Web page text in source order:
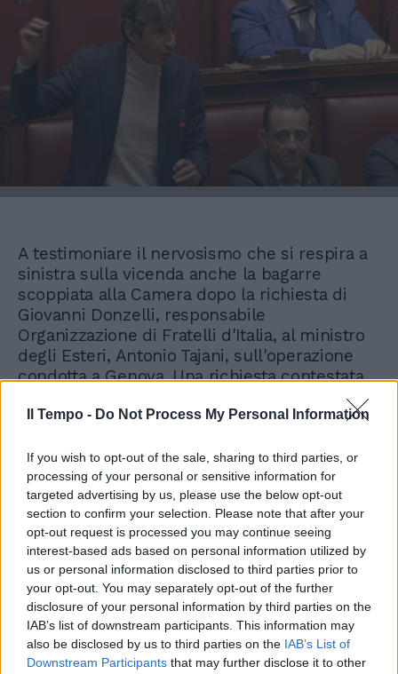
Il Tempo - Do Not Process My Personal Information
If you wish to opt-out of the sale, sharing to third parties, or
processing of your personal or sensitive information for
targeted advertising by us, please use the below opt-out
section to confirm your selection. Please note that after your
opt-out request is processed you may continue seeing
interest-based ads based on personal information utilized by
us or personal information disclosed to third parties prior to
your opt-out. You may separately opt-out of the further
disclosure of your personal information by third parties on the
IAB’s list of downstream participants. This information may
also be disclosed by us to third parties on the IAB’s List of
Downstream Participants that may further disclose it to other
A testimoniare il nervosismo che si respira a
sinistra sulla vicenda anche la bagarre
scoppiata alla Camera dopo la richiesta di
Giovanni Donzelli, responsabile
Organizzazione di Fratelli d'Italia, al ministro
degli Esteri, Antonio Tajani, sull'operazione
condotta a Genova. Una richiesta contestata
dalle opposizioni perché Fratelli d'Italia aveva
già chiesto la presenza di Piantedosi, sullo
vicepresidente Fabio Rampelli, in quel
momento alla guida dell'Aula. «Siccome è
emerso un flusso di denaro importante che
dall'Italia è uscito all'estero in modo
irregolare, credo se questo crei dei problemi
internazionali e abbia complicato anche
alcune relazioni», ha sottolineato Donzelli,
spiegando il motivo della sua richiesta.
«Chiedo e confermo -ha ribadito l'esponente
di Fdi- che il ministro Tajani venga in
quest'Aula a dirci quanto per colpa delle